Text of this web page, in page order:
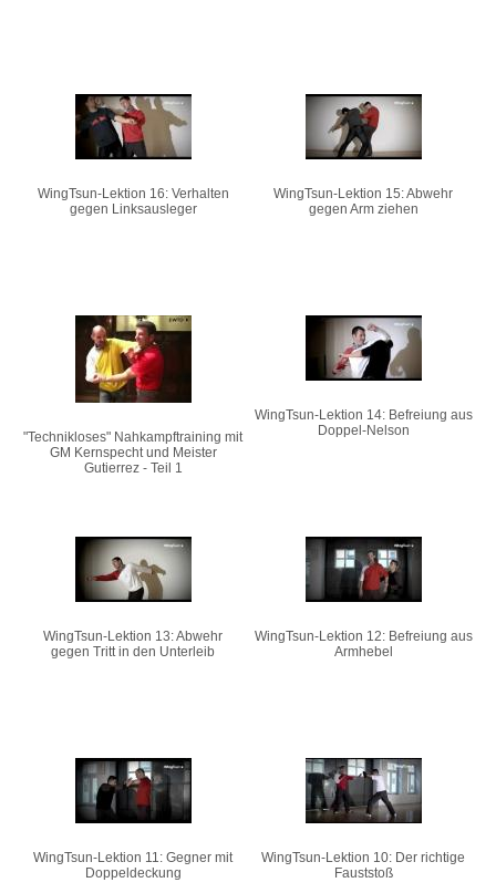
WingTsun-Lektion 16: Verhalten
gegen Linksausleger
WingTsun-Lektion 15: Abwehr
gegen Arm ziehen
"Technikloses" Nahkampftraining mit
GM Kernspecht und Meister
Gutierrez - Teil 1
WingTsun-Lektion 14: Befreiung aus
Doppel-Nelson
WingTsun-Lektion 13: Abwehr
gegen Tritt in den Unterleib
WingTsun-Lektion 12: Befreiung aus
Armhebel
WingTsun-Lektion 11: Gegner mit
Doppeldeckung
WingTsun-Lektion 10: Der richtige
Fauststoß